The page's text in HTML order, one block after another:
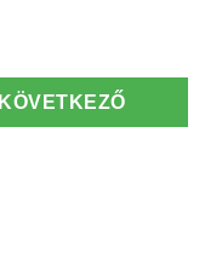
KÖVETKEZŐ